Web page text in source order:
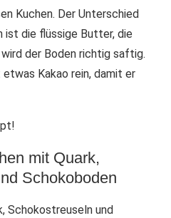
Kuchen. Der Unterschied
ist die flüssige Butter, die
der Boden richtig saftig.
Kakao rein, damit er
mit Quark,
Schokoboden